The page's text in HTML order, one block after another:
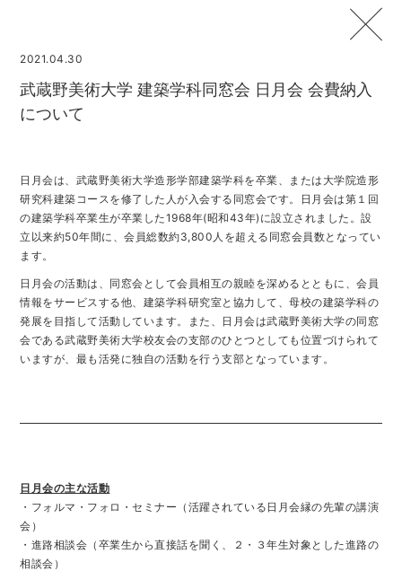
2021.04.30
武蔵野美術⼤学 建築学科同窓会 ⽇⽉会 会費納⼊
について
日月会は、武蔵野美術⼤学造形学部建築学科を卒業、または⼤学院造形
研究科建築コースを修了した⼈が⼊会する同窓会です。日月会は第１回
の建築学科卒業⽣が卒業した1968年(昭和43年)に設⽴されました。設
⽴以来約50年間に、会員総数約3,800⼈を超える同窓会員数となってい
ます。
日月会の活動は、同窓会として会員相互の親睦を深めるとともに、会員
情報をサービスする他、建築学科研究室と協⼒して、⺟校の建築学科の
発展を⽬指して活動しています。また、日月会は武蔵野美術⼤学の同窓
会である武蔵野美術⼤学校友会の⽀部のひとつとしても位置づけられて
いますが、最も活発に独⾃の活動を⾏う⽀部となっています。
⽇⽉会の主な活動
・フォルマ・フォロ・セミナー（活躍されている⽇⽉会縁の先輩の講演
会）
・進路相談会（卒業⽣から直接話を聞く、２・３年⽣対象とした進路の
相談会）